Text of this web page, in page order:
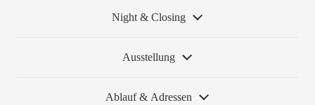
Night & Closing
Ausstellung
Ablauf & Adressen